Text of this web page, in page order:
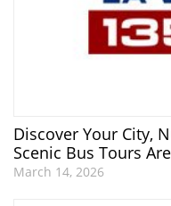
Discover Your City,
Scenic Bus Tours
March 14, 2026